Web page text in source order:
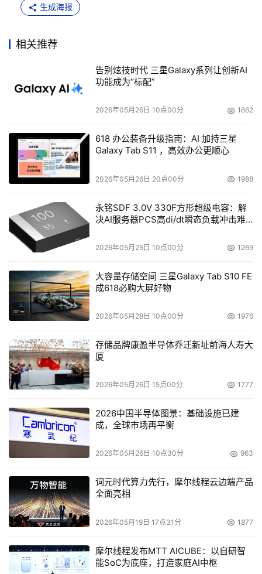
VMware ESX Server和Xen在内的虚拟技术都是这样的工
在逻辑虚拟模型中，虚拟机操作系统是整个IBM虚拟机
称作虚拟机系统（VM System）。每个虚拟机系统都被一
个叫做控制程序的程序控制。控制程序除了管理实际的物理
硬件，还要为每个系统用户创建一个虚拟机，这种虚拟机是
概念的重点在于：每个用户都可以在他们的虚拟机上运行程
序、存储数据，甚至虚拟机崩溃也不会影响系统本身和其他
的系统用户。所以，IBM虚拟机模型不仅允许资源共享，而
且实现了系统资源的保护。在大型主机上，用户可以选择
Basic Mode（基本模式）、Logical Partition（逻辑分区
方式）和z/VM（Z虚拟机方式）三种模式来配置系统。
在上述模型中，虚拟控制程序以固件形式直接运行在
主机硬件层之上，位于操作系统之下，是虚拟机系统中最重
要的一部分。控制程序要管理系统硬件，包括启动和关机在
内的系统支持任务，以及请求的排队和执行。同时控制程序
还要管理每个虚拟机的编程特征和每个虚拟机的建立和维
护。
到p系列和i系列上时，将虚拟控制程序称之为
“Hypervisor”，并先后实现了逻辑分区与动态逻辑分区。
据IBM系统科技部大中华区p系列产品经理李红和资深
的，即所有CPU可以同等地看到所有的内存和I/O的连接方
式，即一种为数据／指令流提供足够的高速通路的体系结
构。在p系列上，Hypervisor能看到所有的真实资源
管理逻辑分区。通过HMC将上述提到的资源定义到不同的
逻辑分区中去，每个逻辑分区所需的最小资源是1/10个
CPU（在2004年8月发布的AIX 5L v5.3上实现了1/10个
内存和一个PCI插槽。
而且IBM有意将逻辑分区技术进一步下移。2005年第
生成海报
相关推荐
告别炫技时代 三星Galaxy系列让创新AI
功能成为“标配”
2026年05月26日 10点00分 1662
618 办公装备升级指南：AI 加持三星
Galaxy Tab S11 ，高效办公更顺心
2026年05月26日 20点00分 1988
永铭SDF 3.0V 330F方形超级电容：解
决AI服务器PCS高di/dt瞬态负载冲击难
2026年05月25日 10点00分 1269
大容量存储空间 三星Galaxy Tab S10 FE
成618必购大屏好物
2026年05月28日 10点00分 1976
存储品牌康盈半导体乔迁新址前海人寿大
厦
2026年05月26日 15点00分 1777
2026中国半导体图景：基础设施已建
成，全球市场再平衡
2026年05月26日 10点30分 963
词元时代算力先行，摩尔线程云边端产品
全面亮相
2026年05月19日 17点31分 1877
摩尔线程发布MTT AICUBE：以自研智
能SoC为底座，打造家庭AI中枢